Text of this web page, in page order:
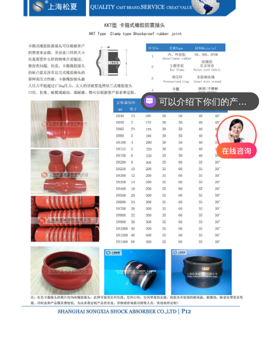
可以介绍下你们的产品么？